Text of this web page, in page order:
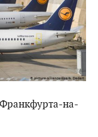
на-